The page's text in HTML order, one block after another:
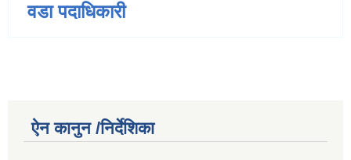
वडा पदाधिकारी
ऐन कानुन /निर्देशिका